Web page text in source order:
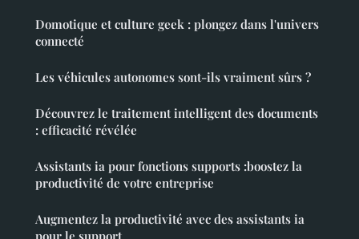
Domotique et culture geek : plongez dans l'univers
connecté
Les véhicules autonomes sont-ils vraiment sûrs ?
Découvrez le traitement intelligent des documents
: efficacité révélée
Assistants ia pour fonctions supports :boostez la
productivité de votre entreprise
Augmentez la productivité avec des assistants ia